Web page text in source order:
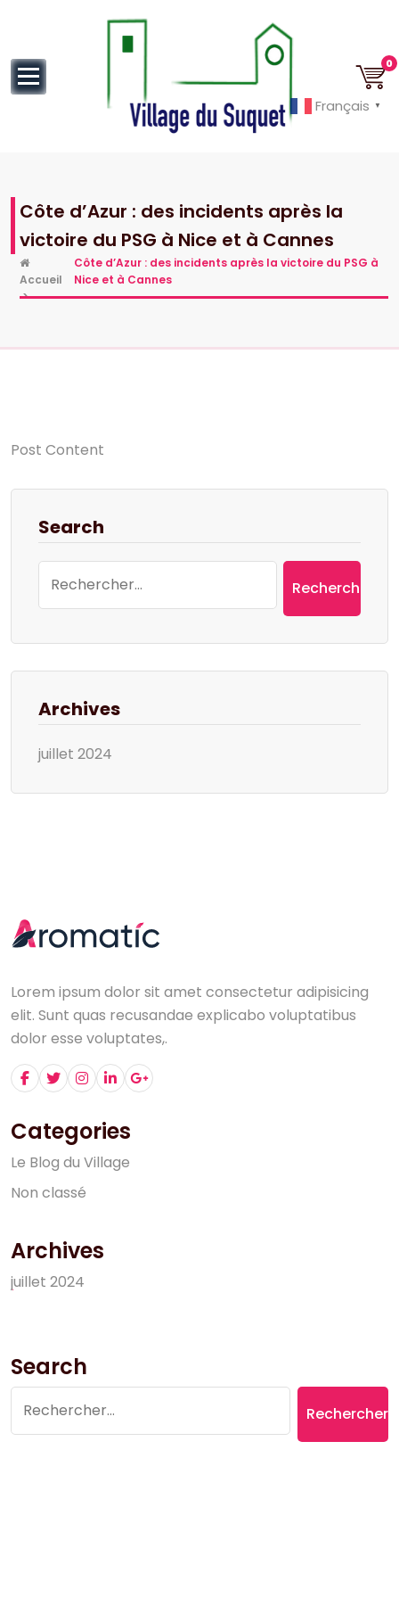
0
Côte d’Azur : des incidents après la
victoire du PSG à Nice et à Cannes
Accueil
>
Côte d’Azur : des incidents après la victoire du PSG à
Nice et à Cannes
Post Content
Search
Archives
juillet 2024
Lorem ipsum dolor sit amet consectetur adipisicing
elit. Sunt quas recusandae explicabo voluptatibus
dolor esse voluptates,.
Categories
Le Blog du Village
Non classé
Archives
juillet 2024
Search
Français ▼